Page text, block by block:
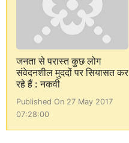
जनता से परास्त कुछ लोग
संवेदनशील मुददों पर सियासत कर
रहे हैं : नकवी
Published On 27 May 2017
07:28:00